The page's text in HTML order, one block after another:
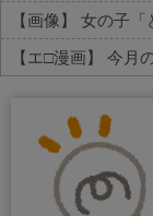
【画像】 女の子
【エ□漫画】 今月